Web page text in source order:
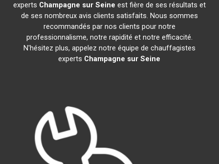
experts Champagne sur Seine est fière de ses résultats et
de ses nombreux avis clients satisfaits. Nous sommes
recommandés par nos clients pour notre
professionnalisme, notre rapidité et notre efficacité.
N'hésitez plus, appelez notre équipe de chauffagistes
experts Champagne sur Seine